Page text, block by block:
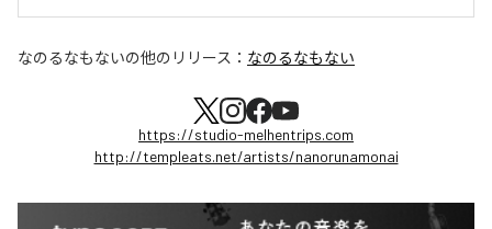
なのるなもないの他のリリース： なのるなもない
https://studio-melhentrips.com
http://templeats.net/artists/nanorunamonai